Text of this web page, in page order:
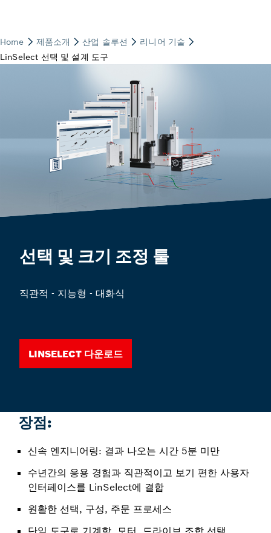
선택 및 크기 조정 툴
직관적 - 지능형 - 대화식
LinSelect 다운로드
장점:
신속 엔지니어링: 결과 나오는 시간 5분 미만
수년간의 응용 경험과 직관적이고 보기 편한 사용자
인터페이스를 LinSelect에 결합
원활한 선택, 구성, 주문 프로세스
단일 도구로 기계학, 모터, 드라이브 조합 선택